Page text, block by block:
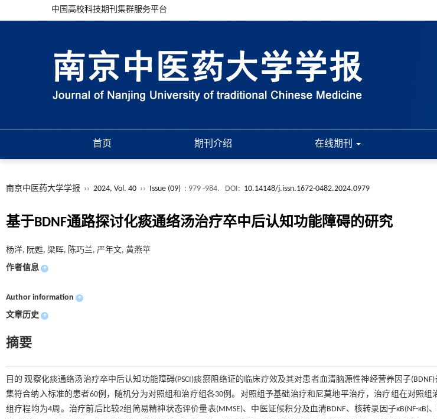
中国高校科技期刊集群服务平台
首页 期刊介绍 在线期刊
南京中医药大学学报 ›› 2024, Vol. 40 ›› Issue (09) : 979 -984. DOI: 10.14148/j.issn.1672-0482.2024.0979
基于BDNF通路探讨化痰通络汤治疗卒中后认知功能障碍的研究
杨洋, 阮甦, 梁晖, 陈巧兰, 严年文, 黄燕苹
作者信息 +
Author information +
文章历史 +
摘要
目的 观察化痰通络汤治疗卒中后认知功能障碍(PSCI)痰瘀阻络证的临床疗效及其对患者血清脑源性神经营养因子
集符合纳入标准的患者60例，随机分为对照组和治疗组各30例。对照组予基础治疗和尼莫地平治疗，治疗组在对照组
组疗程均为4周。治疗前后比较2组简易精神状态评价量表(MMSE)、中医证候积分及血清BDNF、核转录因子κB(NF-κB)